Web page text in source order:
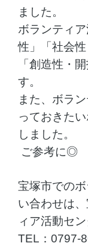
ました。
ボランティ
性」「社会性
「創造性・
す。
また、ボラ
っておきた
しました。
ご参考に◎
宝塚市での
い合わせは
ィア活動セ
TEL：0797-